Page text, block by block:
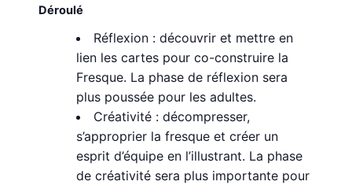
Déroulé
Réflexion : découvrir et mettre en
lien les cartes pour co-construire la
Fresque. La phase de réflexion sera
plus poussée pour les adultes.
Créativité : décompresser,
s’approprier la fresque et créer un
esprit d’équipe en l’illustrant. La phase
de créativité sera plus importante pour